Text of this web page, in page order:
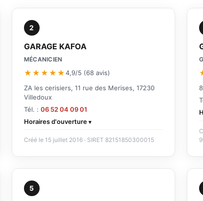
2
GARAGE KAFOA
MÉCANICIEN
★★★★★4,9/5 (68 avis)
ZA les cerisiers, 11 rue des Merises, 17230
Villedoux
Tél. : 06 52 04 09 01
Horaires d'ouverture
Créé le 15 juillet 2016 · SIRET 82151850300015
5